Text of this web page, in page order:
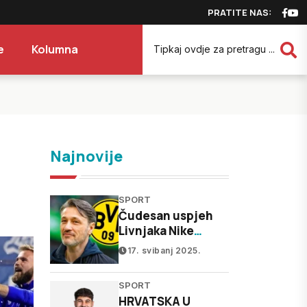
PRATITE NAS:
Kolumna
Najnovije
SPORT
Čudesan uspjeh
Livnjaka Nike
Kovača - odveo
Dortmund u Ligu
prvaka!
17. svibanj 2025.
SPORT
HRVATSKA U